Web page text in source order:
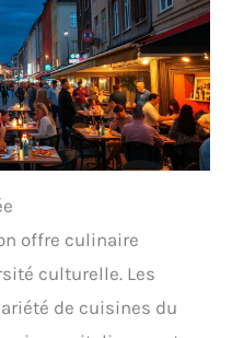
offre culinaire
culturelle. Les
de cuisines du